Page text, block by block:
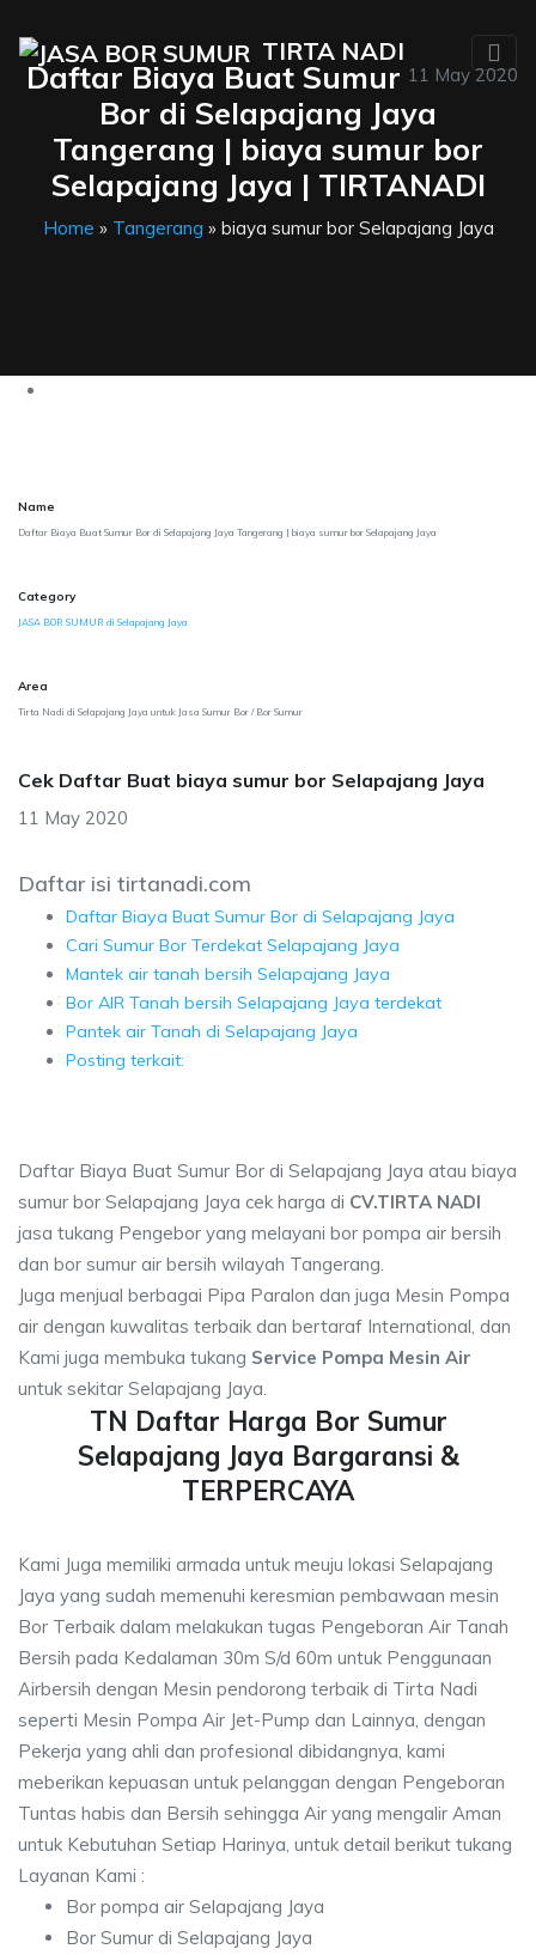
TIRTA NADI
11 May 2020
Daftar Biaya Buat Sumur
Bor di Selapajang Jaya
Tangerang | biaya sumur bor
Selapajang Jaya | TIRTANADI
Home » Tangerang » biaya sumur bor Selapajang Jaya
Name
Daftar Biaya Buat Sumur Bor di Selapajang Jaya Tangerang | biaya sumur bor Selapajang Jaya
Category
JASA BOR SUMUR di Selapajang Jaya
Area
Tirta Nadi di Selapajang Jaya untuk Jasa Sumur Bor / Bor Sumur
Cek Daftar Buat biaya sumur bor Selapajang Jaya
11 May 2020
Daftar isi tirtanadi.com
Daftar Biaya Buat Sumur Bor di Selapajang Jaya
Cari Sumur Bor Terdekat Selapajang Jaya
Mantek air tanah bersih Selapajang Jaya
Bor AIR Tanah bersih Selapajang Jaya terdekat
Pantek air Tanah di Selapajang Jaya
Posting terkait:
Daftar Biaya Buat Sumur Bor di Selapajang Jaya atau biaya
sumur bor Selapajang Jaya cek harga di CV.TIRTA NADI
jasa tukang Pengebor yang melayani bor pompa air bersih
dan bor sumur air bersih wilayah Tangerang.
Juga menjual berbagai Pipa Paralon dan juga Mesin Pompa
air dengan kuwalitas terbaik dan bertaraf International, dan
Kami juga membuka tukang Service Pompa Mesin Air
untuk sekitar Selapajang Jaya.
TN Daftar Harga Bor Sumur
Selapajang Jaya Bargaransi &
TERPERCAYA
Kami Juga memiliki armada untuk meuju lokasi Selapajang
Jaya yang sudah memenuhi keresmian pembawaan mesin
Bor Terbaik dalam melakukan tugas Pengeboran Air Tanah
Bersih pada Kedalaman 30m S/d 60m untuk Penggunaan
Airbersih dengan Mesin pendorong terbaik di Tirta Nadi
seperti Mesin Pompa Air Jet-Pump dan Lainnya, dengan
Pekerja yang ahli dan profesional dibidangnya, kami
meberikan kepuasan untuk pelanggan dengan Pengeboran
Tuntas habis dan Bersih sehingga Air yang mengalir Aman
untuk Kebutuhan Setiap Harinya, untuk detail berikut tukang
Layanan Kami :
Bor pompa air Selapajang Jaya
Bor Sumur di Selapajang Jaya